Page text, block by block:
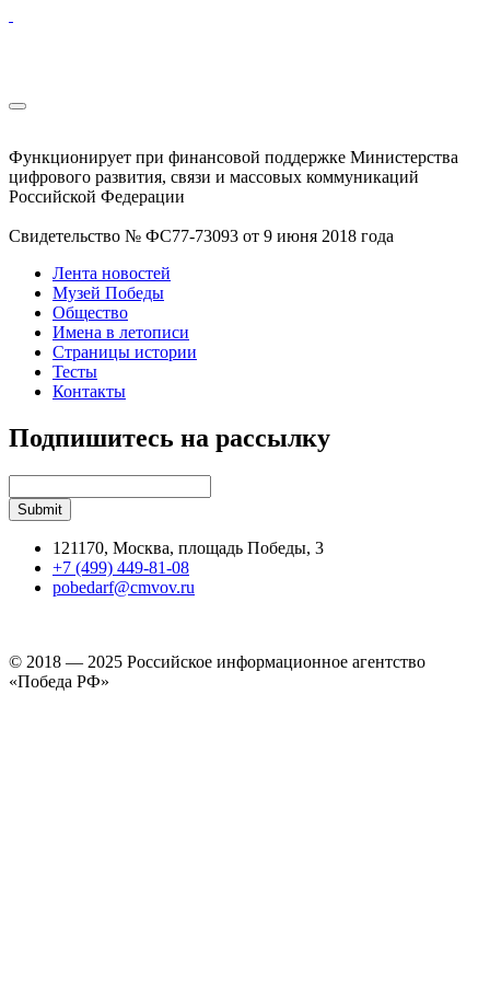
Функционирует при финансовой поддержке Министерства
цифрового развития, связи и массовых коммуникаций
Российской Федерации
Свидетельство № ФС77-73093 от 9 июня 2018 года
Лента новостей
Музей Победы
Общество
Имена в летописи
Страницы истории
Тесты
Контакты
Подпишитесь на рассылку
121170, Москва, площадь Победы, 3
+7 (499) 449-81-08
pobedarf@cmvov.ru
© 2018 — 2025 Российское информационное агентство
«Победа РФ»